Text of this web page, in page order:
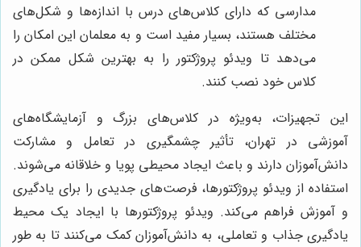
مدارسی که دارای کلاس‌های درس با اندازه‌ها و شکل‌های
مختلف هستند، بسیار مفید است و به معلمان این امکان را
می‌دهد تا ویدئو پروژکتور را به بهترین شکل ممکن در
کلاس خود نصب کنند.
این تجهیزات، به‌ویژه در کلاس‌های بزرگ و آزمایشگاه‌های
آموزشی در تهران، تأثیر چشمگیری در تعامل و مشارکت
دانش‌آموزان دارند و باعث ایجاد محیطی پویا و خلاقانه می‌شوند.
استفاده از ویدئو پروژکتورها، فرصت‌های جدیدی را برای یادگیری
و آموزش فراهم می‌کند. ویدئو پروژکتورها با ایجاد یک محیط
یادگیری جذاب و تعاملی، به دانش‌آموزان کمک می‌کنند تا به طور